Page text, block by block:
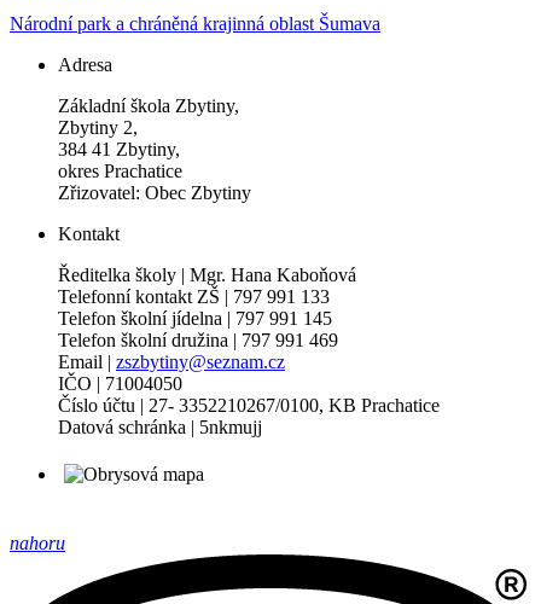
Národní park a chráněná krajinná oblast Šumava
Adresa
Základní škola Zbytiny,
Zbytiny 2,
384 41 Zbytiny,
okres Prachatice
Zřizovatel: Obec Zbytiny
Kontakt
Ředitelka školy | Mgr. Hana Kaboňová
Telefonní kontakt ZŠ | 797 991 133
Telefon školní jídelna | 797 991 145
Telefon školní družina | 797 991 469
Email | zszbytiny@seznam.cz
IČO | 71004050
Číslo účtu | 27- 3352210267/0100, KB Prachatice
Datová schránka | 5nkmujj
nahoru